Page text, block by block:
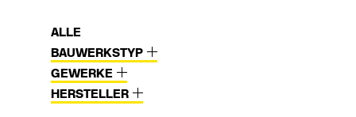
ALLE
BAUWERKSTYP
GEWERKE
HERSTELLER